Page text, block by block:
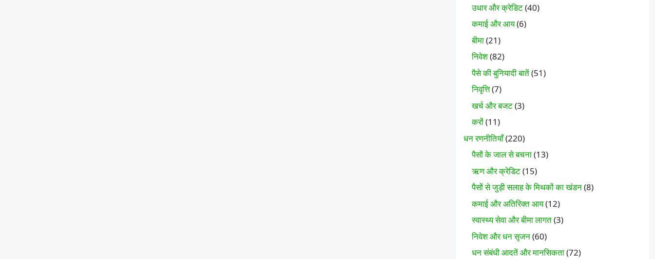
उधार और क्रेडिट(40)
कमाई और आय(6)
बीमा(21)
निवेश(82)
पैसे की बुनियादी बातें(51)
निवृत्ति(7)
खर्च और बजट(3)
करों(11)
धन रणनीतियाँ(220)
पैसों के जाल से बचना(13)
ऋण और क्रेडिट(15)
पैसों से जुड़ी सलाह के मिथकों का खंडन(8)
कमाई और अतिरिक्त आय(12)
स्वास्थ्य सेवा और बीमा लागत(3)
निवेश और धन सृजन(60)
धन संबंधी आदतें और मानसिकता(72)